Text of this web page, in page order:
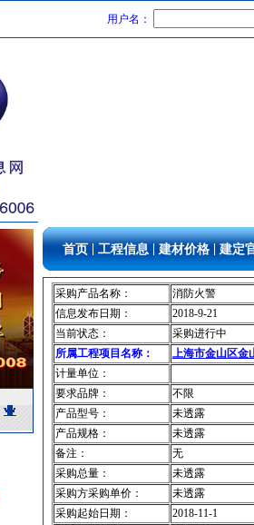
用户名：
首页 工程信息 建材价格 建定
采购产品名称：
消防火警
信息发布日期：
2018-9-21
当前状态：
采购进行中
所属工程项目名称：
上海市金山区金
计量单位：
要求品牌：
不限
产品型号：
未透露
产品规格：
未透露
备注：
无
采购总量：
未透露
采购方采购单价：
未透露
采购起始日期：
2018-11-1